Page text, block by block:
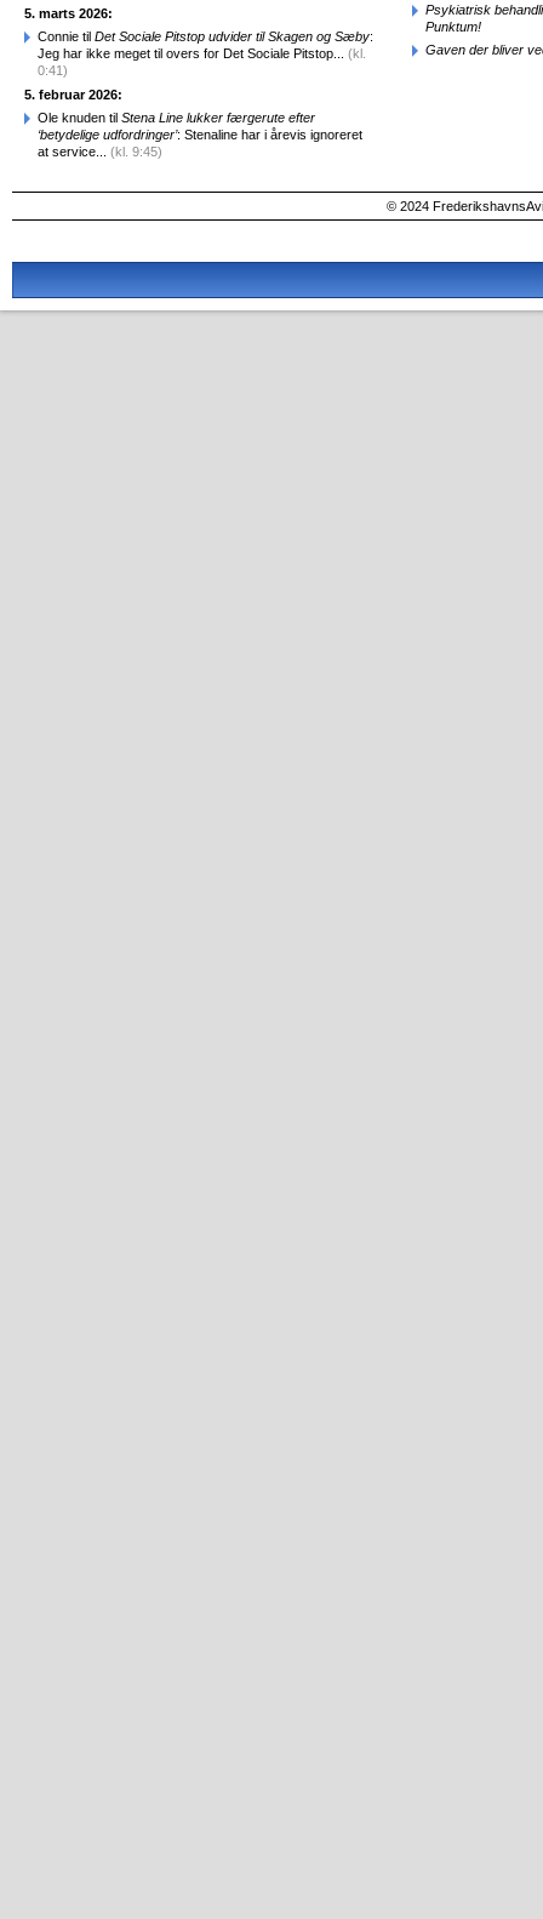
5. marts 2026:
Connie til Det Sociale Pitstop udvider til Skagen og Sæby:
Jeg har ikke meget til overs for Det Sociale Pitstop... (kl.
0:41)
5. februar 2026:
Ole knuden til Stena Line lukker færgerute efter
‘betydelige udfordringer’: Stenaline har i årevis ignoreret
at service... (kl. 9:45)
Psykiatrisk
Punktum!
Gaven der bliver
© 2024